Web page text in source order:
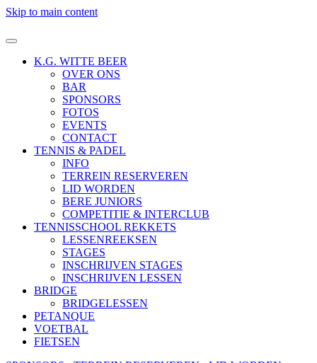
Skip to main content
K.G. WITTE BEER
OVER ONS
BAR
SPONSORS
FOTOS
EVENTS
CONTACT
TENNIS & PADEL
INFO
TERREIN RESERVEREN
LID WORDEN
BERE JUNIORS
COMPETITIE & INTERCLUB
TENNISSCHOOL REKKETS
LESSENREEKSEN
STAGES
INSCHRIJVEN STAGES
INSCHRIJVEN LESSEN
BRIDGE
BRIDGELESSEN
PETANQUE
VOETBAL
FIETSEN